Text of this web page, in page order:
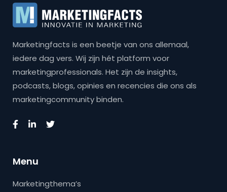
Marketingfacts is een beetje van ons allemaal,
iedere dag vers. Wij zijn hét platform voor
marketingprofessionals. Het zijn de insights,
podcasts, blogs, opinies en recencies die ons als
marketingcommunity binden.
Menu
Marketingthema’s